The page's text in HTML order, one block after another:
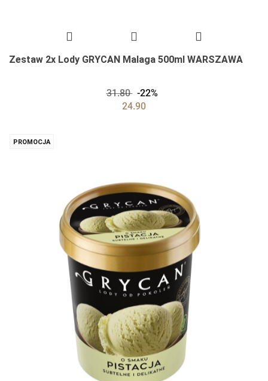
Zestaw 2x Lody GRYCAN Malaga 500ml WARSZAWA
31.80
-22%
24.90
PROMOCJA